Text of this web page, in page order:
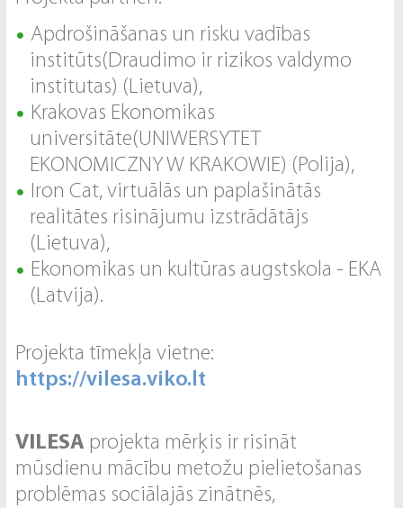
Apdrošināšanas un risku vadības
institūts(Draudimo ir rizikos valdymo
institutas) (Lietuva),
Krakovas Ekonomikas
universitāte(UNIWERSYTET
EKONOMICZNY W KRAKOWIE) (Polija),
Iron Cat, virtuālās un paplašinātās
realitātes risinājumu izstrādātājs
(Lietuva),
Ekonomikas un kultūras augstskola - EKA
(Latvija).
Projekta tīmekļa vietne:
https://vilesa.viko.lt
VILESA projekta mērķis ir risināt
mūsdienu mācību metožu pielietošanas
problēmas sociālajās zinātnēs,